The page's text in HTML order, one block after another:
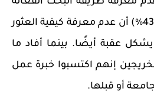
عن الوظيفة. كما يرى (43%) أن عدم معرفة كيفية العثور
عقبة أيضًا. بينما أفاد ما
ثلثي (63%) الخريجين إنهم اكتسبوا خبرة عمل
أو قبلها.